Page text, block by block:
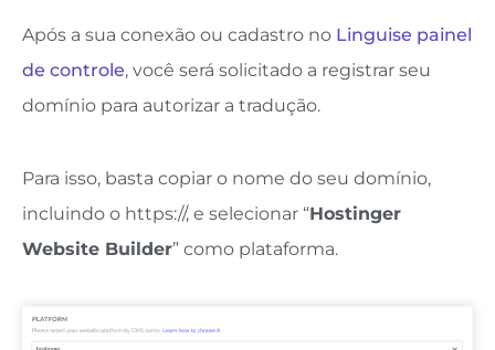
Após a sua conexão ou cadastro no Linguise painel
de controle, você será solicitado a registrar seu
domínio para autorizar a tradução.
Para isso, basta copiar o nome do seu domínio,
incluindo o https://, e selecionar “Hostinger
Website Builder” como plataforma.